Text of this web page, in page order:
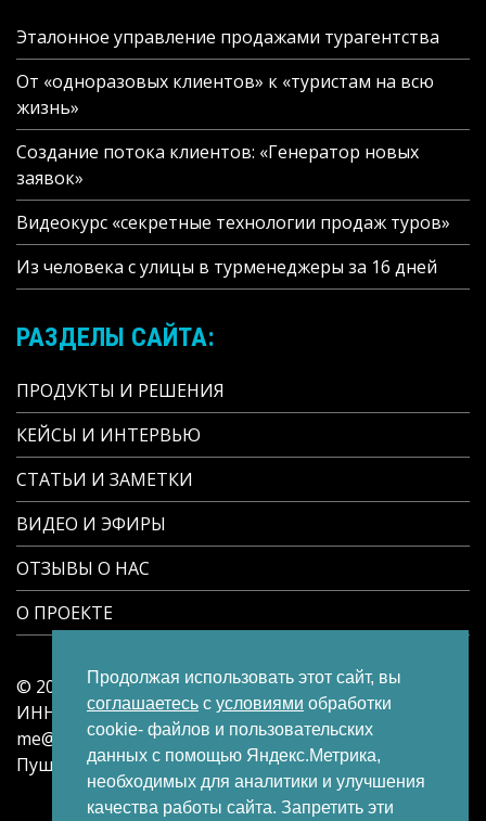
Эталонное управление продажами турагентства
От «одноразовых клиентов» к «туристам на всю
жизнь»
Создание потока клиентов: «Генератор новых
заявок»
Видеокурс «секретные технологии продаж туров»
Из человека с улицы в турменеджеры за 16 дней
РАЗДЕЛЫ САЙТА:
ПРОДУКТЫ И РЕШЕНИЯ
КЕЙСЫ И ИНТЕРВЬЮ
СТАТЬИ И ЗАМЕТКИ
ВИДЕО И ЭФИРЫ
ОТЗЫВЫ О НАС
О ПРОЕКТЕ
© 2024-2026 | ИП Потапов Дмитрий Сергеевич |
ИНН 645493289356 | ОГРН 324645700046374 |
me@dspotapov.ru | +7-927-150-73-17 | Саратов, ул.
Пушкина, д. 6/8, кв. 13 | Проект TurMarketing.ru
ПРОДУКТЫ И РЕШЕНИЯ
ОТЗЫВЫ
Продолжая использовать этот сайт, вы
соглашаетесь с условиями обработки
cookie- файлов и пользовательских
данных с помощью Яндекс.Метрика,
необходимых для аналитики и улучшения
качества работы сайта. Запретить эти